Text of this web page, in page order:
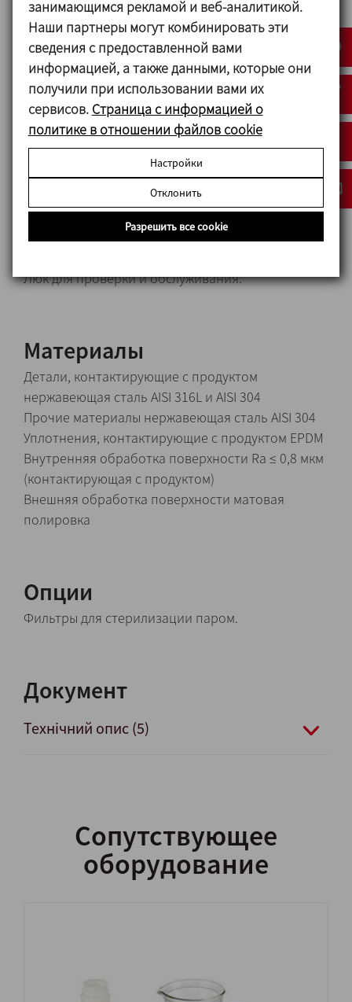
при помощи горячей воды или пара, и
охлаждения продукта при помощи ледяной воды
или водно-гликолевой смеси.
Мешалка с регулируемой скоростью вращения
для обеспечения хорошего перемешивания
сырья и готового продукта.
Датчик контроля температуры.
Регулятор температуры.
Датчики уровня.
Шаровые форсунки для мойки CIP.
Смотровое отверстие с подсветкой для удобства
Люк для проверки и обслуживания.
Материалы
Детали, контактирующие с продуктом
нержавеющая сталь AISI 316L и AISI 304
Прочие материалы нержавеющая сталь AISI 304
Уплотнения, контактирующие с продуктом EPDM
Внутренняя обработка поверхности Ra ≤ 0,8 мкм
(контактирующая с продуктом)
Внешняя обработка поверхности матовая
полировка
Опции
Фильтры для стерилизации паром.
Документ
Технічний опис (5)
Сопутствующее
оборудование
занимающимся рекламой и веб-аналитикой.
Наши партнеры могут комбинировать эти
сведения с предоставленной вами
информацией, а также данными, которые они
получили при использовании вами их
сервисов. Страница с информацией о
политике в отношении файлов cookie
Настройки
Отклонить
Разрешить все cookie